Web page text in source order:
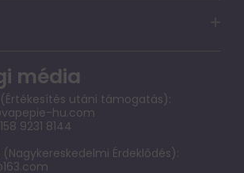
PUFFS
Gleam 35000 Puffs
PUFFS
Phantom 30000 PUFFS
eljárás
program
média
utáni támogatás):
hu.com
9231 8144
Érdeklődés):